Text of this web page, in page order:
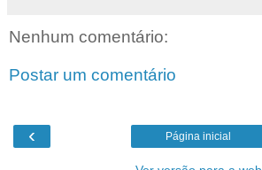
Nenhum comentário:
Postar um comentário
‹ Página inicial